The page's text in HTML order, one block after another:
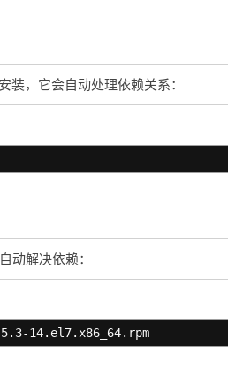
，它会自动处理依赖关系：
动解决依赖：
14.el7.x86_64.rpm